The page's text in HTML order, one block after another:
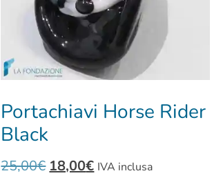
Portachiavi Horse Rider
Black
25,00€ 18,00€ IVA inclusa